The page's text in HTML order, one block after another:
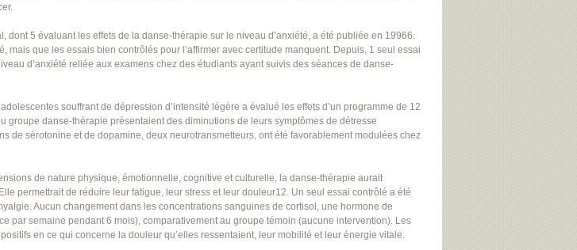
5 évaluant les effets de la danse-thérapie sur le niveau d’anxiété, a été publiée en 19966.
que les essais bien contrôlés pour l’affirmer avec certitude manquent. Depuis, 1 seul essai
d’anxiété reliée aux examens chez des étudiants ayant suivis des séances de danse-
souffrant de dépression d’intensité légère a évalué les effets d’un programme de 12
groupe danse-thérapie présentaient des diminutions de leurs symptômes de détresse
de sérotonine et de dopamine, deux neurotransmetteurs, ont été favorablement modulées chez
de nature physique, émotionnelle, cognitive et culturelle, la danse-thérapie aurait
permettrait de réduire leur fatigue, leur stress et leur douleur12. Un seul essai contrôlé a été
Aucun changement dans les concentrations sanguines de cortisol, une hormone de
par semaine pendant 6 mois), comparativement au groupe témoin (aucune intervention). Les
en ce qui concerne la douleur qu’elles ressentaient, leur mobilité et leur énergie vitale.